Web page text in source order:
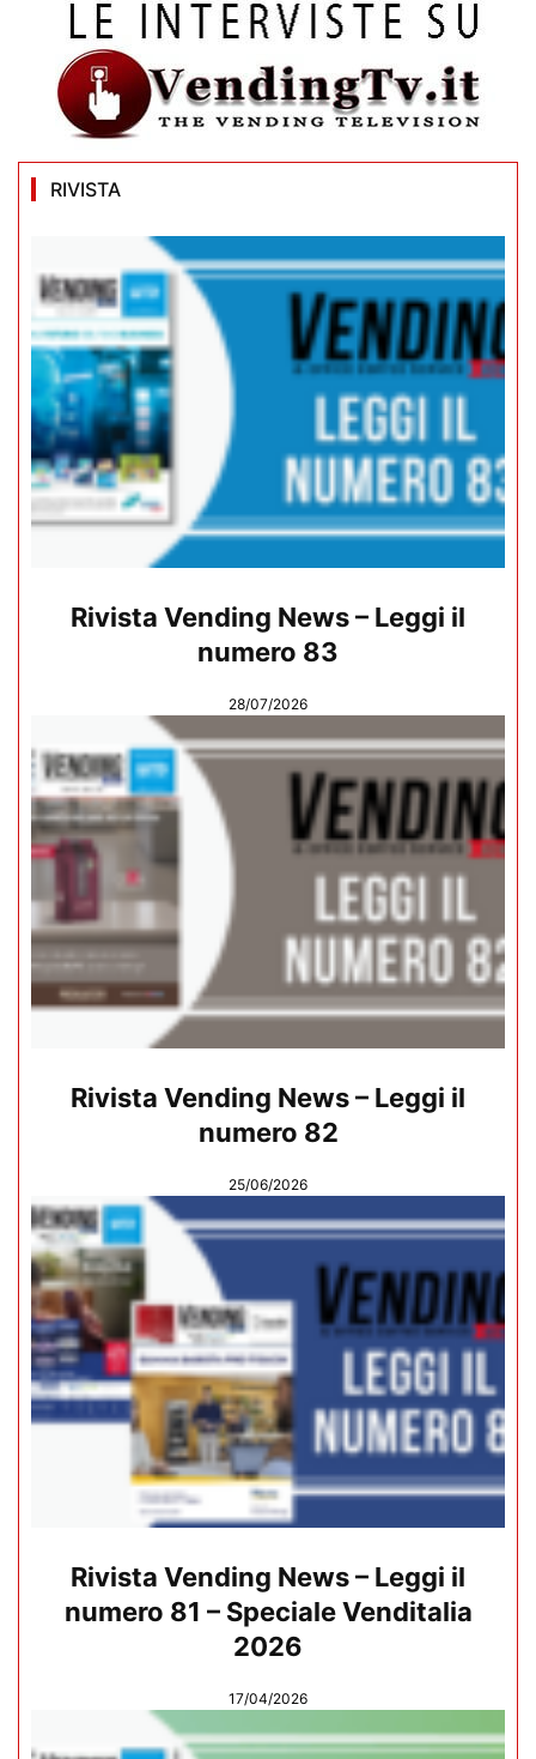
RIVISTA
Rivista Vending News – Leggi il
numero 83
28/07/2026
Rivista Vending News – Leggi il
numero 82
25/06/2026
Rivista Vending News – Leggi il
numero 81 – Speciale Venditalia
2026
17/04/2026